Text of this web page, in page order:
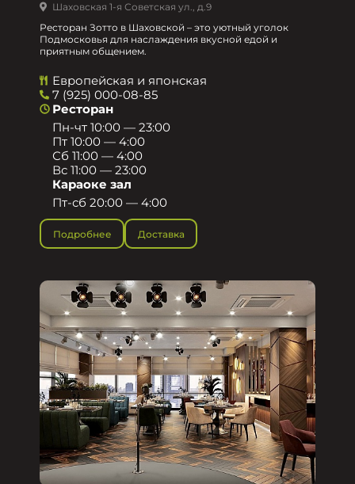
Шаховская 1-я Советская ул., д.9
Ресторан Зотто в Шаховской – это уютный уголок
Подмосковья для наслаждения вкусной едой и
приятным общением.​
Европейская и японская
7 (925) 000-08-85
Ресторан
Пн-чт 10:00 — 23:00
Пт 10:00 — 4:00
Сб 11:00 — 4:00
Вс 11:00 — 23:00
Караоке зал
Пт-сб 20:00 — 4:00
Подробнее Доставка